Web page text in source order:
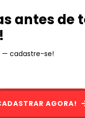
antes de
— cadastre-se!
AGORA!